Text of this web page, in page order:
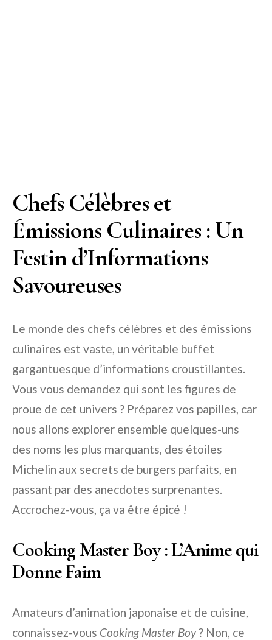
Chefs Célèbres et
Émissions Culinaires : Un
Festin d’Informations
Savoureuses
Le monde des chefs célèbres et des émissions
culinaires est vaste, un véritable buffet
gargantuesque d’informations croustillantes.
Vous vous demandez qui sont les figures de
proue de cet univers ? Préparez vos papilles, car
nous allons explorer ensemble quelques-uns
des noms les plus marquants, des étoiles
Michelin aux secrets de burgers parfaits, en
passant par des anecdotes surprenantes.
Accrochez-vous, ça va être épicé !
Cooking Master Boy : L’Anime qui
Donne Faim
Amateurs d’animation japonaise et de cuisine,
connaissez-vous Cooking Master Boy? Non, ce